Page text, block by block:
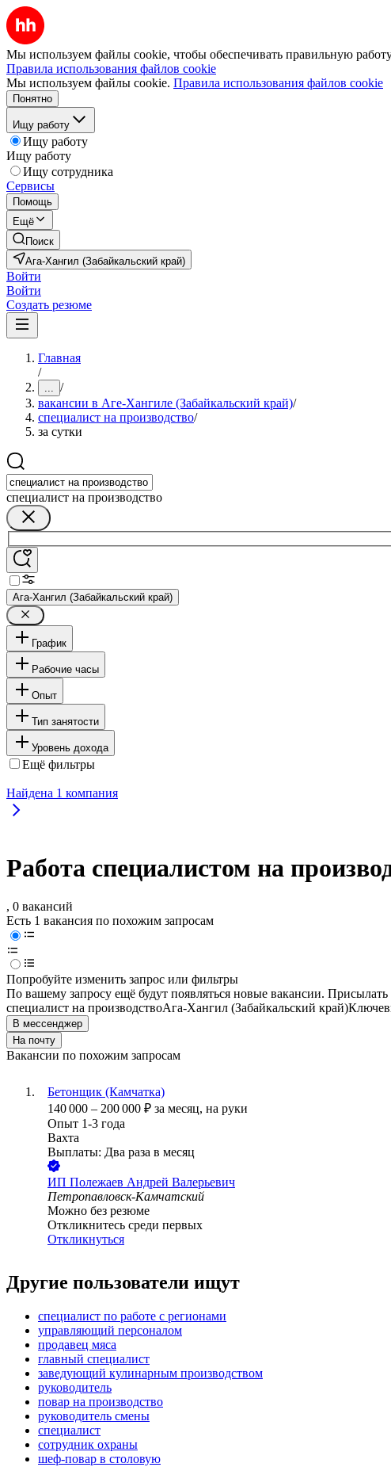
Мы используем файлы cookie, чтобы обеспечивать правильную
Правила использования файлов cookie
Мы используем файлы cookie. Правила использования файлов cookie
Понятно
Ищу работу
Ищу работу
Ищу работу
Ищу сотрудника
Сервисы
Помощь
Ещё
Поиск
Ага-Хангил (Забайкальский край)
Войти
Войти
Создать резюме
Главная
/
... /
вакансии в Аге-Хангиле (Забайкальский край)/
специалист на производство/
за сутки
специалист на производство
Ага-Хангил (Забайкальский край)
График
Рабочие часы
Опыт
Тип занятости
Уровень дохода
Ещё фильтры
Найдена 1 компания
Работа специалистом на
, 0 вакансий
Есть 1 вакансия по похожим запросам
Попробуйте изменить запрос или фильтры
По вашему запросу ещё будут появляться новые вакансии. Присылать
специалист на производствоАга-Хангил (Забайкальский край)
В мессенджер
На почту
Вакансии по похожим запросам
Бетонщик (Камчатка)
140 000 – 200 000 ₽ за месяц, на руки
Опыт 1-3 года
Вахта
Выплаты: Два раза в месяц
ИП Полежаев Андрей Валерьевич
Петропавловск-Камчатский
Можно без резюме
Откликнитесь среди первых
Откликнуться
Другие пользователи ищут
специалист по работе с регионами
управляющий персоналом
продавец мяса
главный специалист
заведующий кулинарным производством
руководитель
повар на производство
руководитель смены
специалист
сотрудник охраны
шеф-повар в столовую